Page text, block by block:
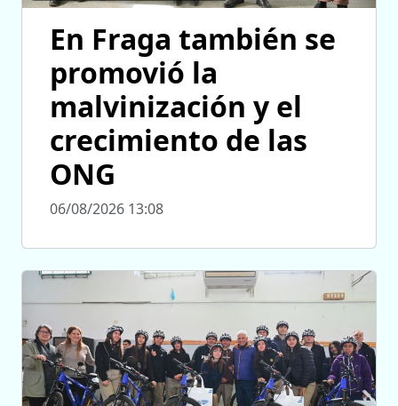
En Fraga también se
promovió la
malvinización y el
crecimiento de las
ONG
06/08/2026 13:08